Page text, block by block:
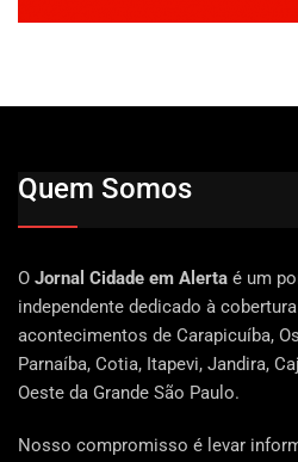
Quem Somos
O Jornal Cidade em Alerta é um
independente dedicado à
acontecimentos de Carapicuíba,
Parnaíba, Cotia, Itapevi, Jandira,
Oeste da Grande São Paulo.
Nosso compromisso é levar